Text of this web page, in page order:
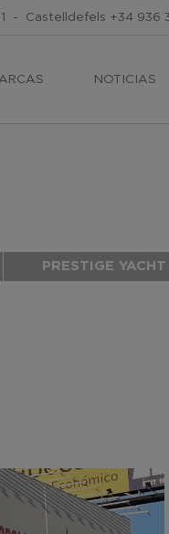
- Castelldefels +34 936
NOTICIAS
PRESTIGE